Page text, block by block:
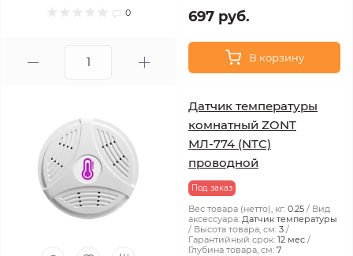
0 697 руб.
В корзину
Датчик температуры
комнатный ZONT
МЛ-774 (NTC)
проводной
Под заказ
Вес товара (нетто), кг: 0.25
Вид
аксессуара: Датчик температуры
Высота товара, см: 3
Гарантийный срок: 12 мес
Глубина товара, см: 7